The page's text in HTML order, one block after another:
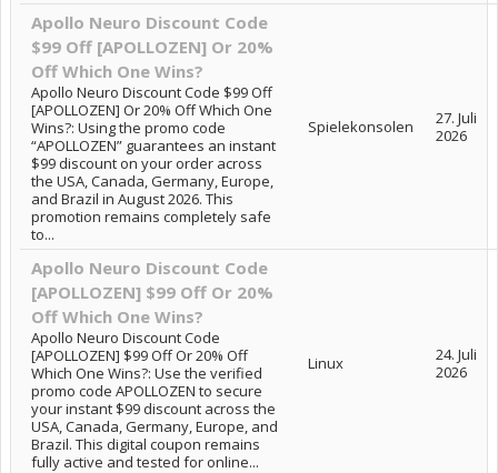
Apollo Neuro Discount Code
$99 Off [APOLLOZEN] Or 20%
Off Which One Wins?
Apollo Neuro Discount Code $99 Off
[APOLLOZEN] Or 20% Off Which One
Wins?: Using the promo code
“APOLLOZEN” guarantees an instant
$99 discount on your order across
the USA, Canada, Germany, Europe,
and Brazil in August 2026. This
promotion remains completely safe
to...
Spielekonsolen
27. Juli
2026
Apollo Neuro Discount Code
[APOLLOZEN] $99 Off Or 20%
Off Which One Wins?
Apollo Neuro Discount Code
[APOLLOZEN] $99 Off Or 20% Off
Which One Wins?: Use the verified
promo code APOLLOZEN to secure
your instant $99 discount across the
USA, Canada, Germany, Europe, and
Brazil. This digital coupon remains
fully active and tested for online...
Linux
24. Juli
2026